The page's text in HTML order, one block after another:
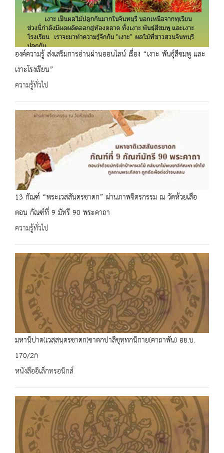
องค์ความรู้ ส่งเสริมการอ่านผ่านออนไลน์ เรื่อง “เงาะ พันธุ์สีชมพู และ
เงาะโรงเรียน”
ความรู้ทั่วไป
13 กัณฑ์ “พระเวสสันดรชาดก” ผ่านภาพจิตรกรรม ณ วัดห้วยเสือ
ตอน กัณฑ์ที่ 9 มัทรี 90 พระคาถา
ความรู้ทั่วไป
มหานิปาต(เวสฺสนฺตรชาดก)ชาตกปาลิขุทฺทกนิกาย(คาถาพัน) อย.บ.
170/2ก
หนังสืออิเล็กทรอนิกส์